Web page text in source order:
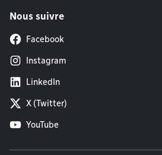
Nous suivre
Facebook
Instagram
LinkedIn
X (Twitter)
YouTube